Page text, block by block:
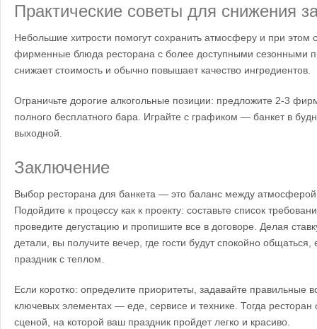
Практические советы для снижения
Небольшие хитрости помогут сохранить атмосферу и при этом
фирменные блюда ресторана с более доступными сезонными
снижает стоимость и обычно повышает качество ингредиентов.
Ограничьте дорогие алкогольные позиции: предложите 2-3
полного бесплатного бара. Играйте с графиком — банкет в
выходной.
Заключение
Выбор ресторана для банкета — это баланс между атмосферой,
Подойдите к процессу как к проекту: составьте список
проведите дегустацию и пропишите все в договоре. Делая
детали, вы получите вечер, где гости будут спокойно
праздник с теплом.
Если коротко: определите приоритеты, задавайте правильные
ключевых элементах — еде, сервисе и технике. Тогда ресторан
сценой, на которой ваш праздник пройдет легко и красиво.